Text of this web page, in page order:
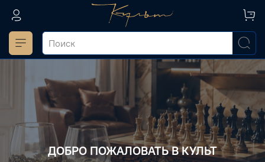
ДОБРО ПОЖАЛОВАТЬ В КУЛЬТ